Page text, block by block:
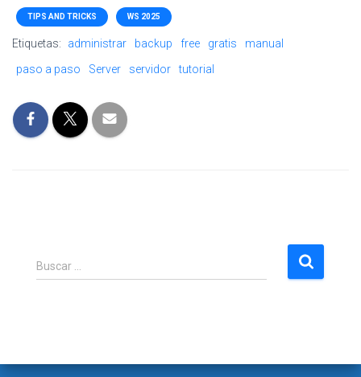
TIPS AND TRICKS WS 2025
Etiquetas: administrar backup free gratis
manual
paso a paso
Server servidor tutorial
B
u
:
Buscar …